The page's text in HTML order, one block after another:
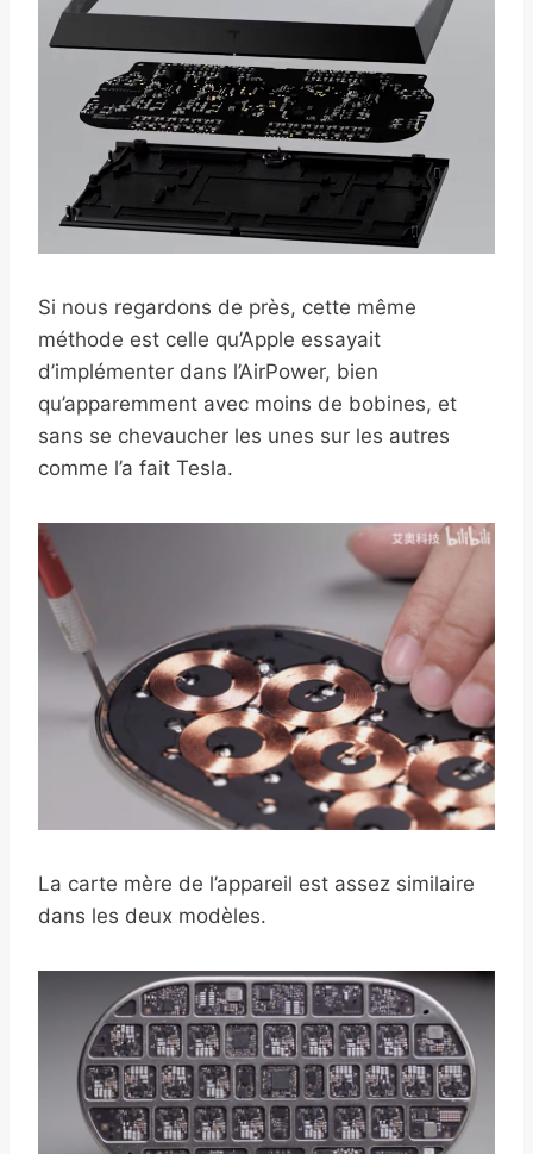
Si nous regardons de près, cette même
méthode est celle qu’Apple essayait
d’implémenter dans l’AirPower, bien
qu’apparemment avec moins de bobines, et
sans se chevaucher les unes sur les autres
comme l’a fait Tesla.
La carte mère de l’appareil est assez similaire
dans les deux modèles.